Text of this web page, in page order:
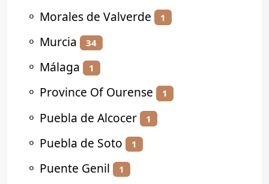
⚬ Morales de Valverde 1
⚬ Murcia 34
⚬ Málaga 1
⚬ Province Of Ourense 1
⚬ Puebla de Alcocer 1
⚬ Puebla de Soto 1
⚬ Puente Genil 1